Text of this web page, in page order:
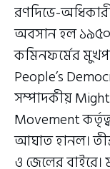
রণদিভে-
অবসান হল ১৯৫০
কমিনফর্মের
People’s
সম্পাদকীয়
Movement
আঘাত হানল।
ও জেলের